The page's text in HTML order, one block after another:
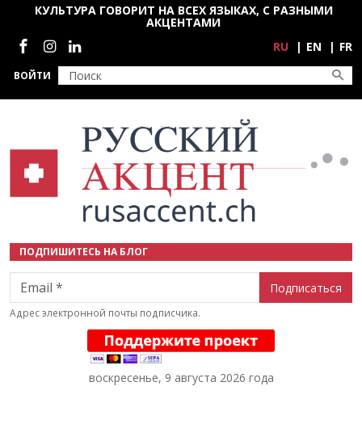
Перейти к основному содержанию
ВОЙТИ
КУЛЬТУРА ГОВОРИТ НА ВСЕХ ЯЗЫКАХ, С РАЗНЫМИ
АКЦЕНТАМИ
Социальные сети
RU EN FR
ПОДПИШИТЕСЬ НА БЛОГ
Email
Адрес электронной почты подписчика.
воскресенье, 9 августа 2026 года